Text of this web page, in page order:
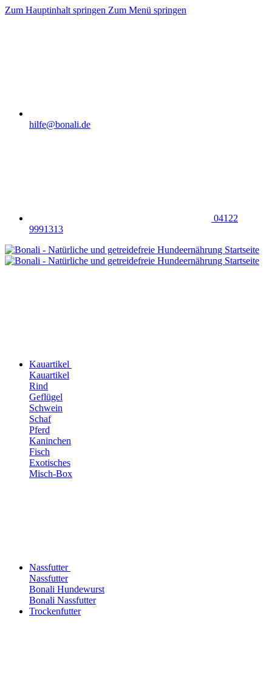
Zum Hauptinhalt springen Zum Menü springen
hilfe@bonali.de
04122
9991313
Kauartikel
Kauartikel
Rind
Geflügel
Schwein
Schaf
Pferd
Kaninchen
Fisch
Exotisches
Misch-Box
Nassfutter
Nassfutter
Bonali Hundewurst
Bonali Nassfutter
Trockenfutter